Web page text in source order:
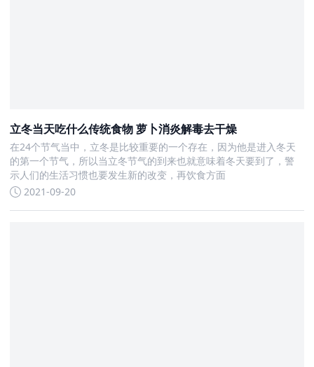
立冬当天吃什么传统食物 萝卜消炎解毒去干燥
在24个节气当中，立冬是比较重要的一个存在，因为他是进入冬天
的第一个节气，所以当立冬节气的到来也就意味着冬天要到了，警
示人们的生活习惯也要发生新的改变，再饮食方面
2021-09-20